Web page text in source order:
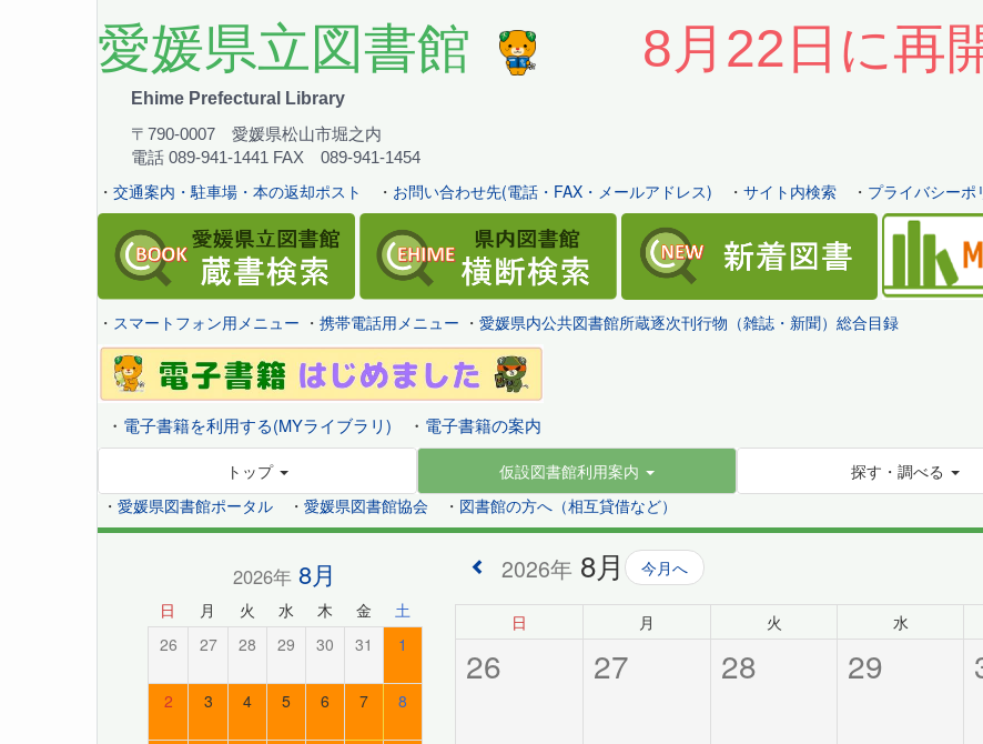
愛媛県立図書館 8月22日に再
Ehime Prefectural Library
〒790-0007 愛媛県松山市堀之内
電話 089-941-1441 FAX 089-941-1454
・ 交通案内・駐車場・本の返却ポスト ・ お問い合わせ先(電話・FAX・メールアドレス) ・ サイト内検索 ・ プライバシーポ
・ スマートフォン用メニュー ・ 携帯電話用メニュー ・ 愛媛県内公共図書館所蔵逐次刊行物（雑誌・新聞）総合目録
・ 電子書籍を利用する(MYライブラリ) ・ 電子書籍の案内
トップ 仮設図書館利用案内 探す・調べる
・ 愛媛県図書館ポータル ・ 愛媛県図書館協会 ・ 図書館の方へ（相互貸借など）
2026年 8月 今月へ
日 月 火 水
26 27 28 29
2026年 8月
日 月 火 水 木 金 土
26 27 28 29 30 31 1
2 3 4 5 6 7 8